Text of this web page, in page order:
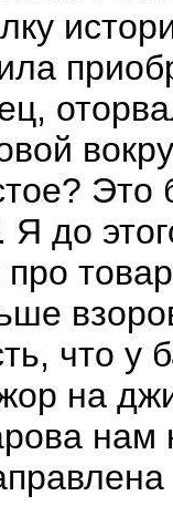
Это
Я до
что у
на